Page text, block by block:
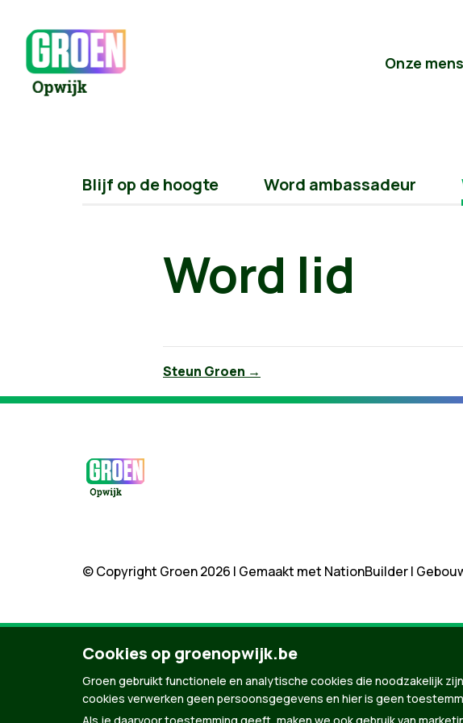
Onze
Blijf op de hoogte Word ambassadeur
Word lid
Steun Groen →
© Copyright Groen 2026 | Gemaakt met NationBuilder|
Cookies op groenopwijk.be
Groen gebruikt functionele en analytische cookies die noodzakelijk
cookies verwerken geen persoonsgegevens en hier is geen